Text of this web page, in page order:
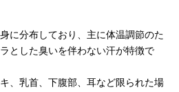
に分布しており、主に体温調節のた
とした臭いを伴わない汗が特徴で
、乳首、下腹部、耳など限られた場